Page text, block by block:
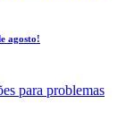
agosto!